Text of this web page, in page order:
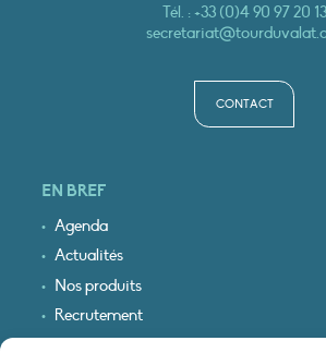
Tél. :+33 (0)4 90 97 20 13
CONTACT
EN BREF
Agenda
Actualités
Nos produits
Recrutement